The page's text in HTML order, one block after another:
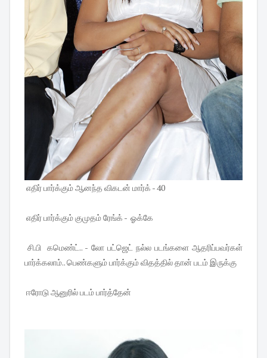
எதிர் பார்க்கும் ஆனந்த விகடன் மார்க் - 40
எதிர் பார்க்கும் குமுதம் ரேங்க் - ஓக்கே
சி.பி கமெண்ட்.. - லோ பட்ஜெட் நல்ல படங்களை ஆதரிப்பவர்கள்
பார்க்கலாம்.. பெண்களும் பார்க்கும் விதத்தில் தான் படம் இருக்கு
ஈரோடு ஆனுரில் படம் பார்த்தேன்